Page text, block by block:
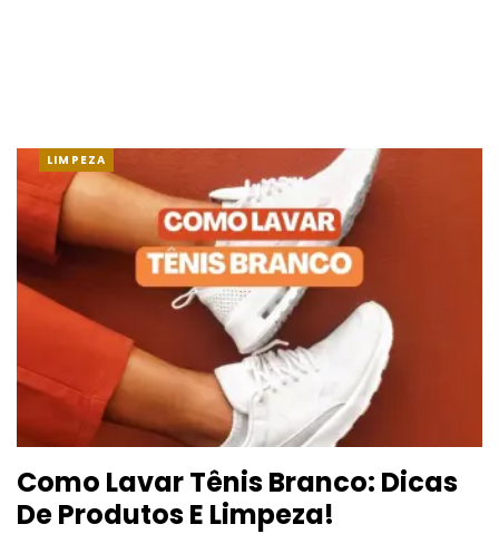
LIMPEZA
Como Lavar Tênis Branco: Dicas
De Produtos E Limpeza!